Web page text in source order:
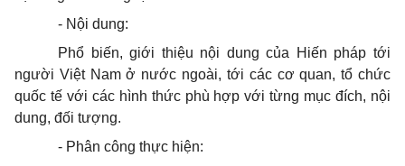
- Nội dung:
Phổ biến, giới thiệu nội dung của Hiến pháp tới
người Việt Nam ở nước ngoài, tới các cơ quan, tổ chức
quốc tế với các hình thức phù hợp với từng mục đích, nội
dung, đối tượng.
- Phân công thực hiện: